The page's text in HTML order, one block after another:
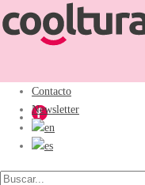
Contacto
Newsletter